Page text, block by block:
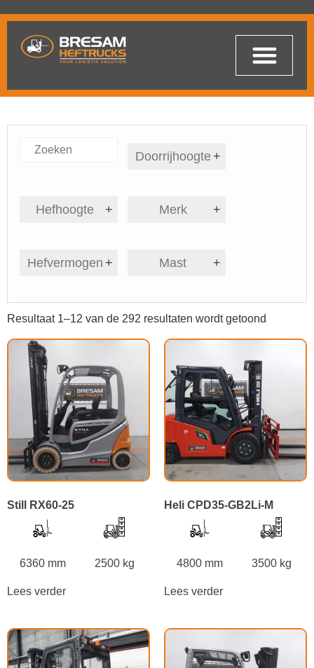
Doorrijhoogte +
Hefhoogte + Merk +
Hefvermogen + Mast +
Resultaat 1–12 van de 292 resultaten wordt getoond
Still RX60-25
6360 mm 2500 kg
Lees verder
Heli CPD35-GB2Li-M
4800 mm 3500 kg
Lees verder